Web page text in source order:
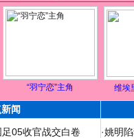
“羽宁恋”主角 维埃
闻
足05收官战交白卷
·姚明